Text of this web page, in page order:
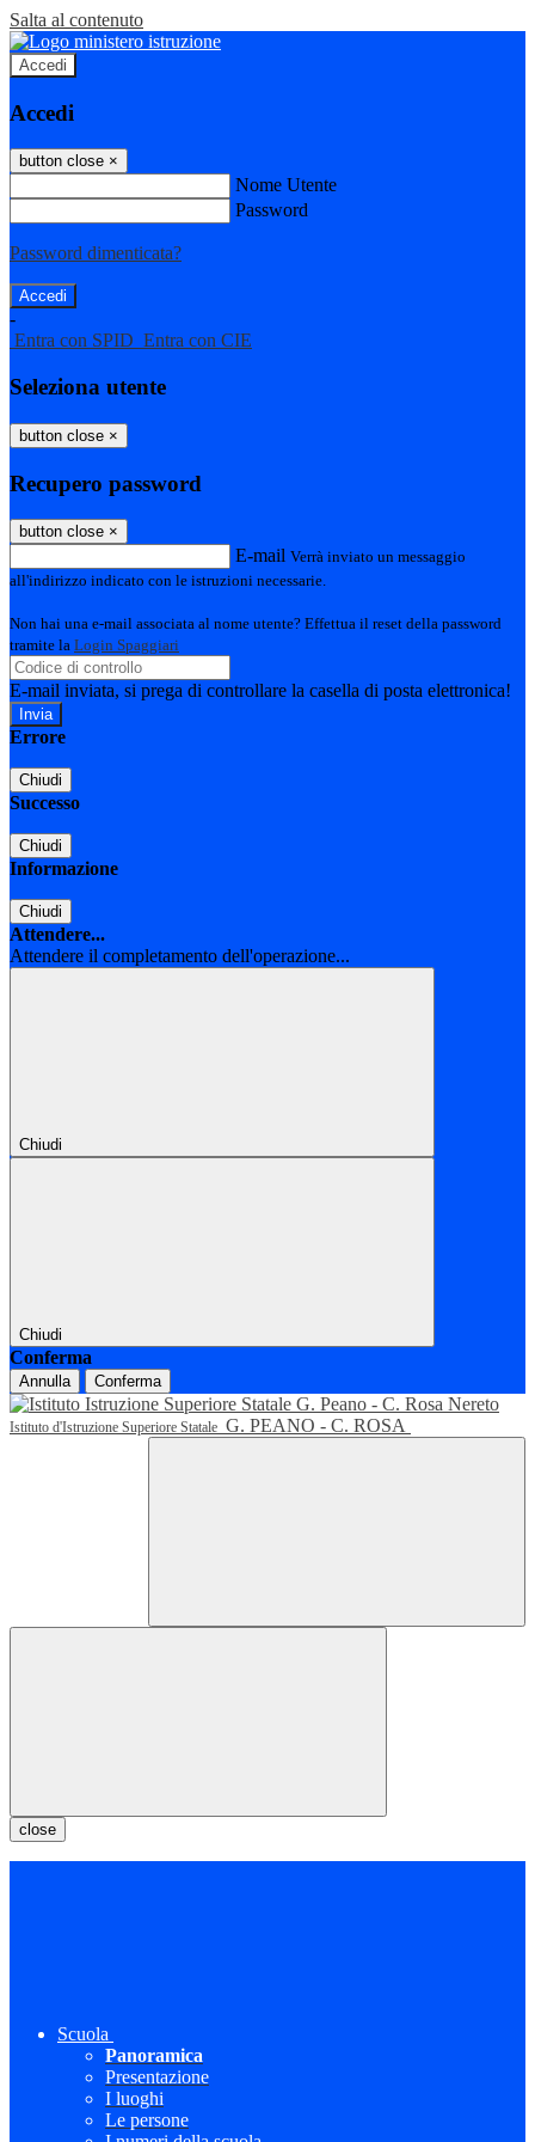
Salta al contenuto
Accedi
Accedi
button close ×
Nome Utente
Password
Password dimenticata?
-
Entra con SPID Entra con CIE
Seleziona utente
button close ×
Recupero password
button close ×
E-mail Verrà inviato un messaggio
all'indirizzo indicato con le istruzioni necessarie.
Non hai una e-mail associata al nome utente? Effettua il reset della password
tramite la Login Spaggiari
E-mail inviata, si prega di controllare la casella di posta elettronica!
Errore
Chiudi
Successo
Chiudi
Informazione
Chiudi
Attendere...
Attendere il completamento dell'operazione...
Chiudi
Chiudi
Conferma
Annulla Conferma
Istituto d'Istruzione Superiore Statale G. PEANO - C. ROSA
close
Scuola
Panoramica
Presentazione
I luoghi
Le persone